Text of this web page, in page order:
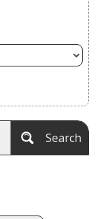
Search